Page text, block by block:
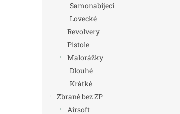
Samonabíjecí
Lovecké
Revolvery
Pistole
Malorážky
Dlouhé
Krátké
Zbraně bez ZP
Airsoft